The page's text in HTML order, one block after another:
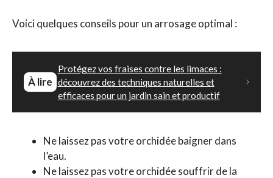
Voici quelques conseils pour un arrosage optimal :
À lire
Protégez vos fraises contre les limaces :
découvrez des techniques naturelles et
efficaces pour un jardin sain et productif
Ne laissez pas votre orchidée baigner dans
l’eau.
Ne laissez pas votre orchidée souffrir de la